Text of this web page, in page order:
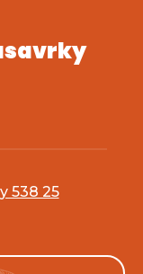
538 25